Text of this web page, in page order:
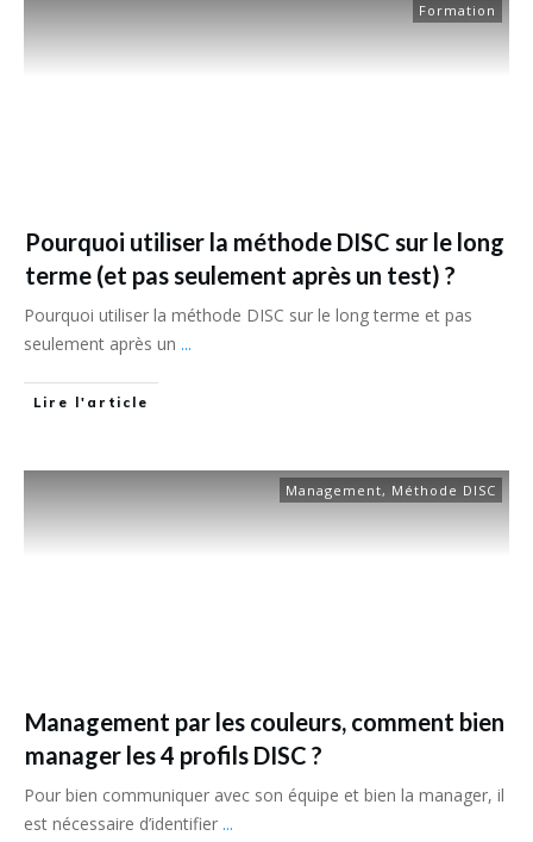
Formation
Pourquoi utiliser la méthode DISC sur le long
terme (et pas seulement après un test) ?
Pourquoi utiliser la méthode DISC sur le long terme et pas
seulement après un ...
Lire l'article
Management, Méthode DISC
Management par les couleurs, comment bien
manager les 4 profils DISC ?
Pour bien communiquer avec son équipe et bien la manager, il
est nécessaire d’identifier ...